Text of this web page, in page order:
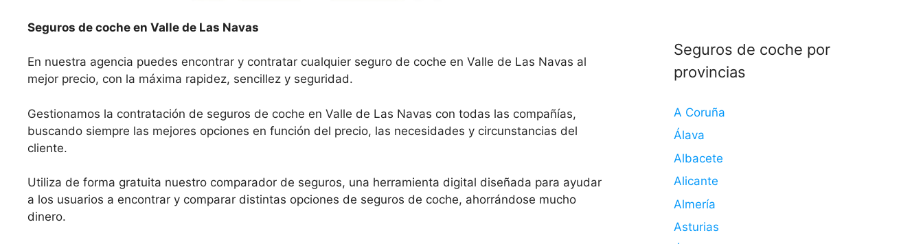
Seguros de coche en Valle de Las Navas
En nuestra agencia puedes encontrar y contratar cualquier seguro de coche en Valle de Las Navas al
mejor precio, con la máxima rapidez, sencillez y seguridad.
Gestionamos la contratación de seguros de coche en Valle de Las Navas con todas las compañías,
buscando siempre las mejores opciones en función del precio, las necesidades y circunstancias del
cliente.
Utiliza de forma gratuita nuestro comparador de seguros, una herramienta digital diseñada para ayudar
a los usuarios a encontrar y comparar distintas opciones de seguros de coche, ahorrándose mucho
dinero.
Seguros de coche por
provincias
A Coruña
Álava
Albacete
Alicante
Almería
Asturias